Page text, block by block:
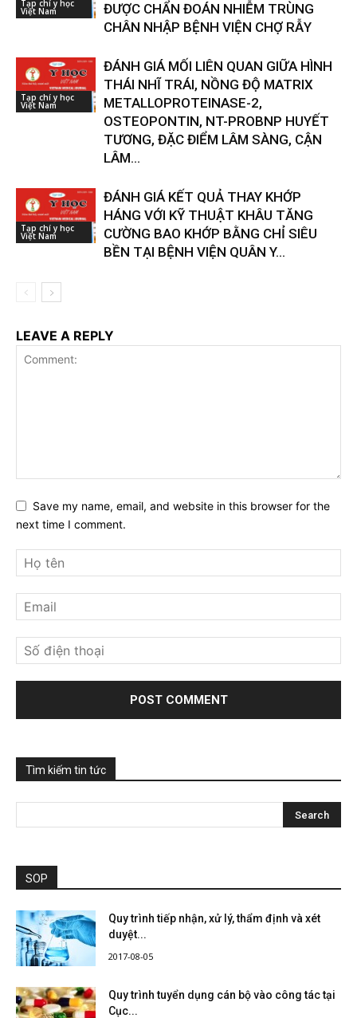
Tạp chí y học
Việt Nam
ĐƯỢC CHẨN ĐOÁN NHIỄM TRÙNG
CHÂN NHẬP BỆNH VIỆN CHỢ RẪY
Tạp chí y học
Việt Nam
ĐÁNH GIÁ MỐI LIÊN QUAN GIỮA HÌNH
THÁI NHĨ TRÁI, NỒNG ĐỘ MATRIX
METALLOPROTEINASE-2,
OSTEOPONTIN, NT-PROBNP HUYẾT
TƯƠNG, ĐẶC ĐIỂM LÂM SÀNG, CẬN
LÂM...
Tạp chí y học
Việt Nam
ĐÁNH GIÁ KẾT QUẢ THAY KHỚP
HÁNG VỚI KỸ THUẬT KHÂU TĂNG
CƯỜNG BAO KHỚP BẰNG CHỈ SIÊU
BỀN TẠI BỆNH VIỆN QUÂN Y...
LEAVE A REPLY
Save my name, email, and website in this browser for the
next time I comment.
Tìm kiếm tin tức
SOP
Quy trình tiếp nhận, xử lý, thẩm định và xét
duyệt...
2017-08-05
Quy trình tuyển dụng cán bộ vào công tác tại
Cục...